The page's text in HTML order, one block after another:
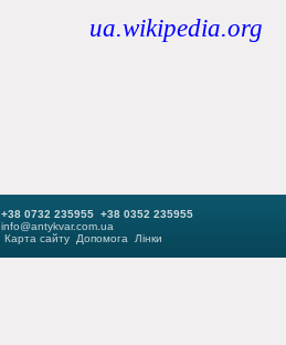
ua.wikipedia.org
+38 0732 235955 +38 0352 235955
info@antykvar.com.ua
Карта сайту
Допомога Лінки